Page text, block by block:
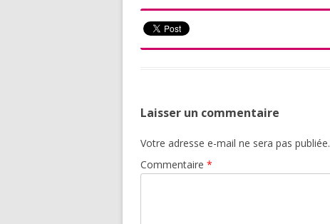
Laisser un commentaire
Votre adresse e-mail ne sera pas publiée.
Commentaire *